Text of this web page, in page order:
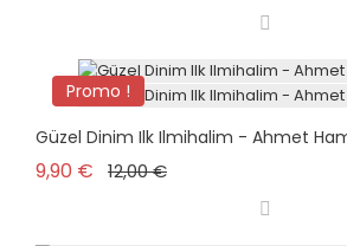
Promo !
Güzel Dinim Ilk Ilmihalim - Ahmet
9,90 € Prix de base
12,00 €Prix